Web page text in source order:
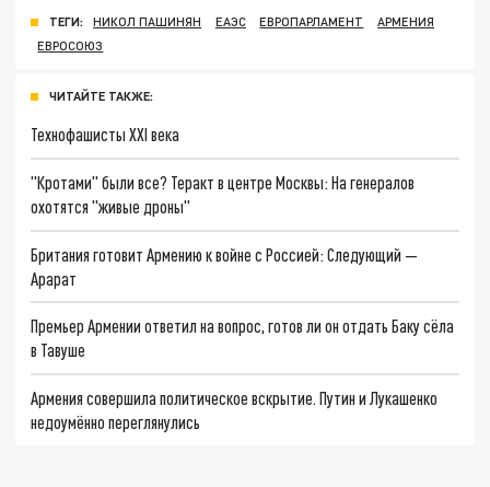
ТЕГИ: НИКОЛ ПАШИНЯН ЕАЭС ЕВРОПАРЛАМЕНТ
АРМЕНИЯ
ЕВРОСОЮЗ
ЧИТАЙТЕ ТАКЖЕ:
Технофашисты XXI века
"Кротами" были все? Теракт в центре Москвы: На генералов
охотятся "живые дроны"
Британия готовит Армению к войне с Россией: Следующий —
Арарат
Премьер Армении ответил на вопрос, готов ли он отдать Баку сёла
в Тавуше
Армения совершила политическое вскрытие. Путин и Лукашенко
недоумённо переглянулись